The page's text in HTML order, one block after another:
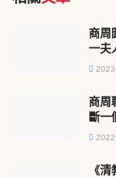
商周
一夫
商周
斷一
《